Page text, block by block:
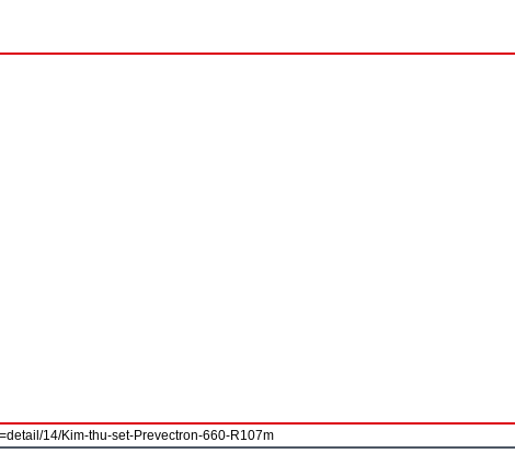
14/Kim-thu-set-Prevectron-660-R107m